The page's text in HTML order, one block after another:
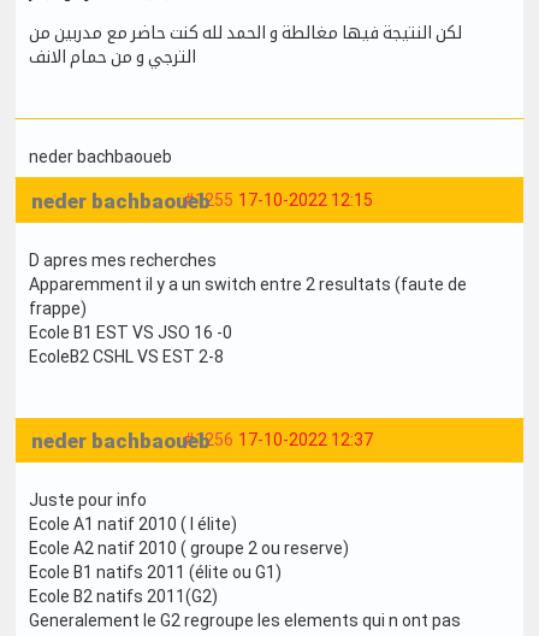
لكن النتيجة فيها مغالطة و الحمد لله كنت حاضر مع مدربين من
الترجي و من حمام الانف
neder bachbaoueb
#1255 17-10-2022 12:15
neder bachbaoueb
D apres mes recherches
Apparemment il y a un switch entre 2 resultats (faute de
frappe)
Ecole B1 EST VS JSO 16 -0
EcoleB2 CSHL VS EST 2-8
#1256 17-10-2022 12:37
neder bachbaoueb
Juste pour info
Ecole A1 natif 2010 ( l élite)
Ecole A2 natif 2010 ( groupe 2 ou reserve)
Ecole B1 natifs 2011 (élite ou G1)
Ecole B2 natifs 2011(G2)
Generalement le G2 regroupe les elements qui n ont pas